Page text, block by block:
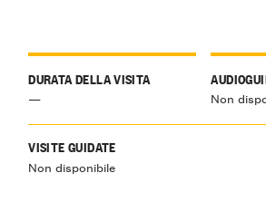
DURATA DELLA VISITA
— Non
VISITE GUIDATE
Non disponibile